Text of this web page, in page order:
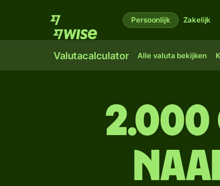
Persoonlijk Zakelijk
Valutacalculator Alle valuta bekijken